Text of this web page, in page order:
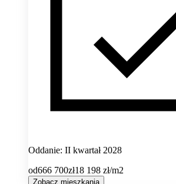
Oddanie: II kwartał 2028
od666 700zł18 198 zł/m2
Zobacz mieszkania